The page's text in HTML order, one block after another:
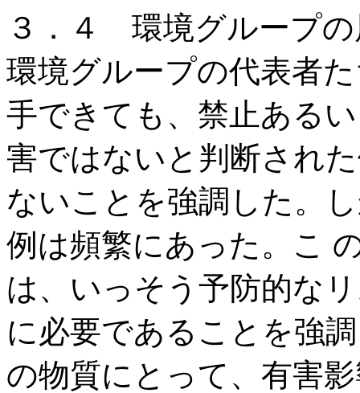
３．４ 環境グループの
環境グループの代表者
手できても、禁止ある
害ではないと判断され
ないことを強調した。
例は頻繁にあった。こ
は、いっそう予防的な
に必要であることを強
の物質にとって、有害